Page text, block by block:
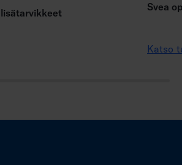
Svea
Katso